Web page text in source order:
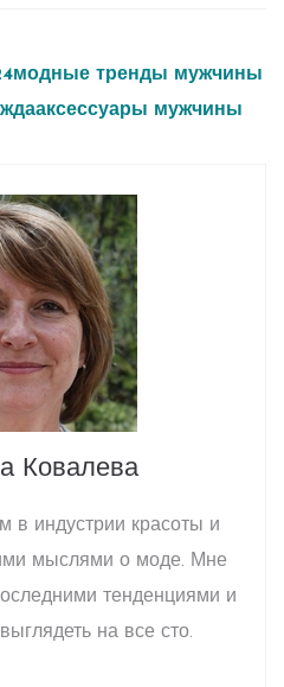
модные тренды мужчины
аксессуары мужчины
Ковалева
в индустрии красоты и
мыслями о моде. Мне
тенденциями и
на все сто.